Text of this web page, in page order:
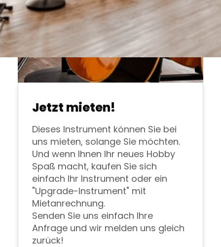
Jetzt mieten!
Dieses Instrument können Sie bei
uns mieten, solange Sie möchten.
Und wenn Ihnen Ihr neues Hobby
Spaß macht, kaufen Sie sich
einfach Ihr Instrument oder ein
"Upgrade-Instrument" mit
Mietanrechnung.
Senden Sie uns einfach Ihre
Anfrage und wir melden uns gleich
zurück!